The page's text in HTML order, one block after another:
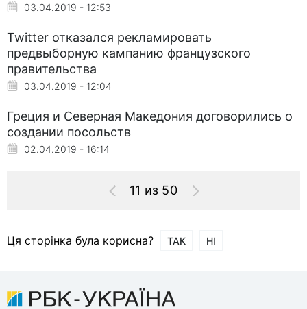
03.04.2019 - 12:53
Twitter отказался рекламировать
предвыборную кампанию французского
правительства
03.04.2019 - 12:04
Греция и Северная Македония договорились о
создании посольств
02.04.2019 - 16:14
11 из 50
Ця сторінка була корисна? ТАК НІ